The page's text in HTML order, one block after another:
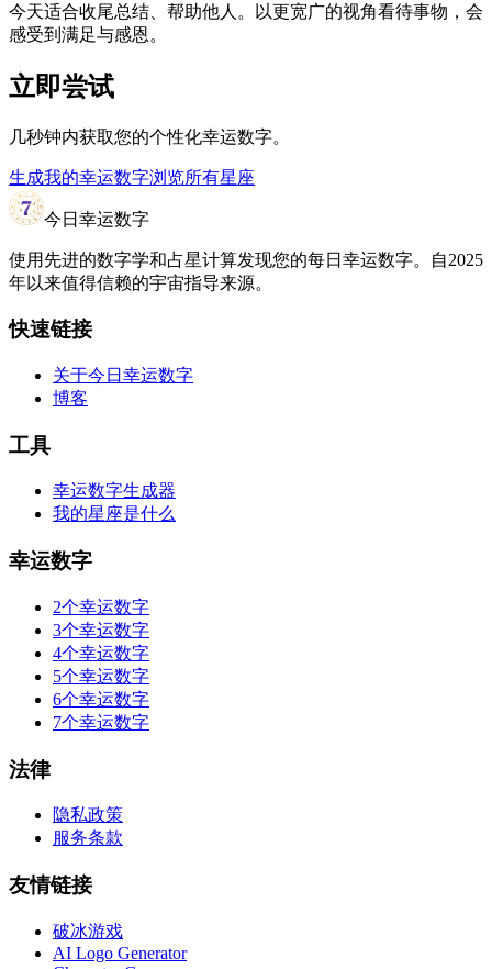
今天适合收尾总结、帮助他人。以更宽广的视角看待事物，会
感受到满足与感恩。
立即尝试
几秒钟内获取您的个性化幸运数字。
生成我的幸运数字浏览所有星座
今日幸运数字
使用先进的数字学和占星计算发现您的每日幸运数字。自2025
年以来值得信赖的宇宙指导来源。
快速链接
关于今日幸运数字
博客
工具
幸运数字生成器
我的星座是什么
幸运数字
2个幸运数字
3个幸运数字
4个幸运数字
5个幸运数字
6个幸运数字
7个幸运数字
法律
隐私政策
服务条款
友情链接
破冰游戏
AI Logo Generator